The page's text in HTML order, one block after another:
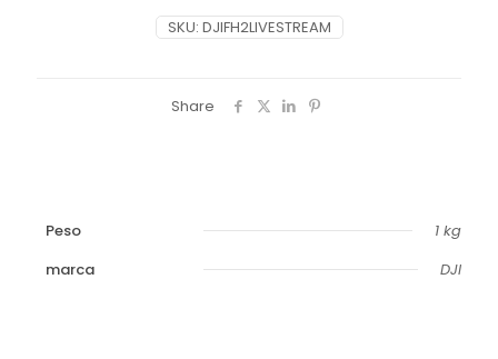
SKU: DJIFH2LIVESTREAM
Share
Peso
1 kg
marca
DJI